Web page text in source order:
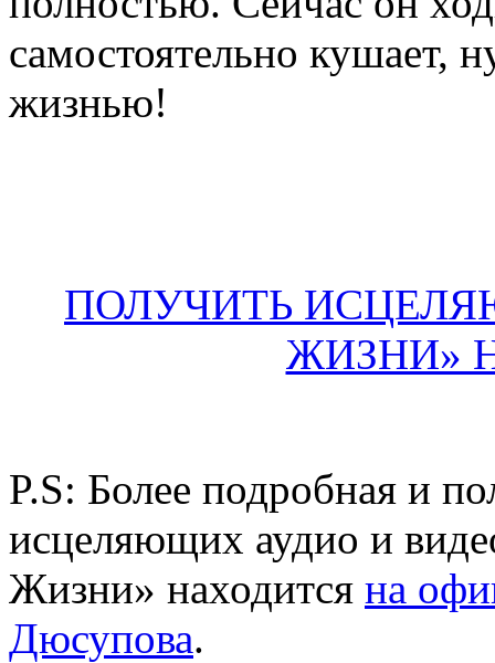
самостоятельно кушает,
жизнью!
ПОЛУЧИТЬ
ЖИЗНИ»
P.S: Более подробная и
исцеляющих аудио и
Жизни» находится на
Дюсупова.